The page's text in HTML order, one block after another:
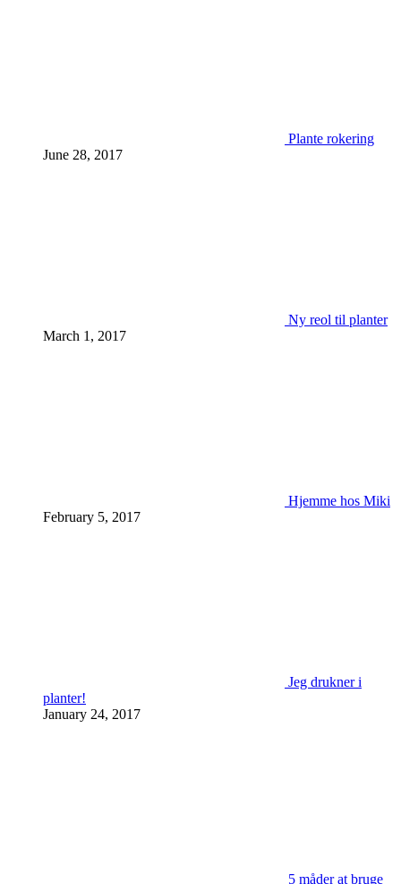
Plante rokering
June 28, 2017
Ny reol til planter
March 1, 2017
Hjemme hos Miki
February 5, 2017
Jeg drukner i
planter!
January 24, 2017
5 måder at bruge